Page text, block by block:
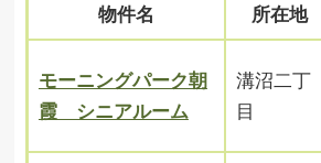
物件名
所在地
モーニングパーク朝
霞 シニアルーム
溝沼二丁
目